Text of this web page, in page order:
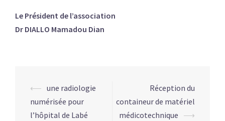
Le Président de l’association
Dr DIALLO Mamadou Dian
Post
navigation
⟵ une radiologie
numérisée pour
l’hôpital de Labé
Réception du
containeur de matériel
médicotechnique ⟶